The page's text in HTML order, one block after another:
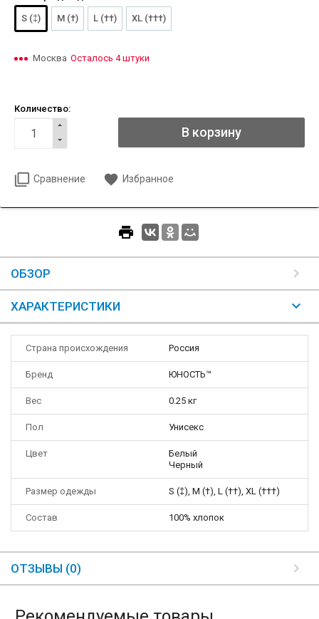
S (‡) M (†) L (††) XL (†††)
Москва Осталось 4 штуки
Количество:
Сравнение Избранное
ОБЗОР
ХАРАКТЕРИСТИКИ
Страна происхождения Россия
Бренд ЮНОСТЬ™
Вес 0.25 кг
Пол Унисекс
Цвет
Белый
Черный
Размер одежды S (‡), M (†), L (††), XL (†††)
Состав 100% хлопок
ОТЗЫВЫ (0)